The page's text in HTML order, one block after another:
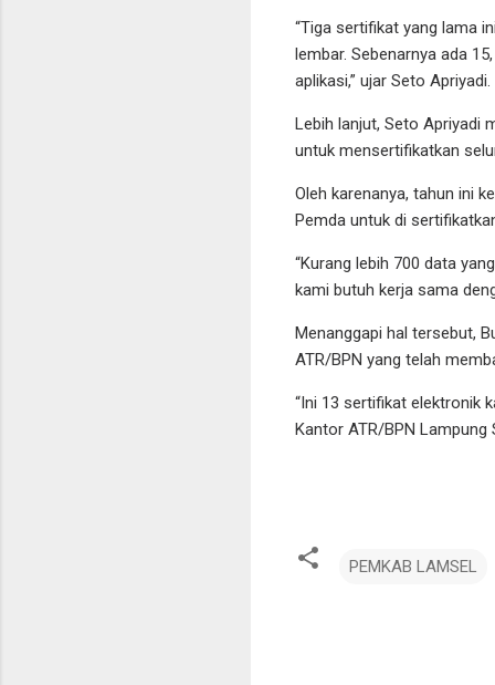
“Tiga sertifikat yang lama
lembar. Sebenarnya ada
aplikasi,” ujar Seto Apriyadi.
Lebih lanjut, Seto Apriyadi
untuk mensertifikatkan
Oleh karenanya, tahun ini
Pemda untuk di
“Kurang lebih 700 data
kami butuh kerja sama
Menanggapi hal tersebut,
ATR/BPN yang telah
“Ini 13 sertifikat elektronik
Kantor ATR/BPN Lampung
PEMKAB LAMSEL